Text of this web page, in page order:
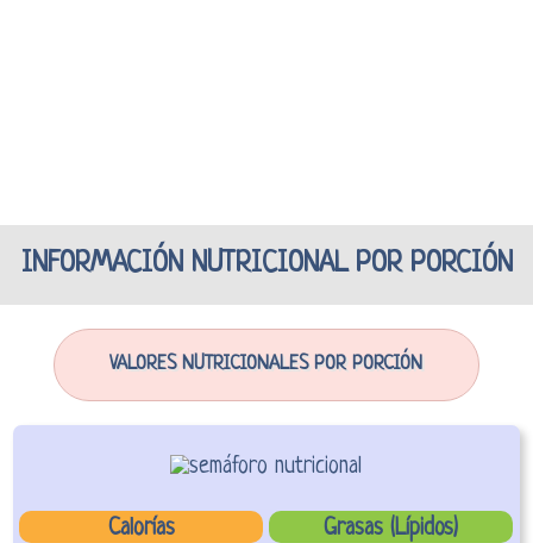
INFORMACIÓN NUTRICIONAL POR PORCIÓN
VALORES NUTRICIONALES POR PORCIÓN
Calorías
Grasas (Lípidos)